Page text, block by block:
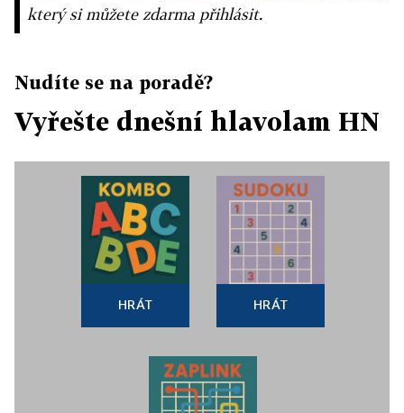
který si můžete zdarma přihlásit.
Nudíte se na poradě?
Vyřešte dnešní hlavolam HN
HRÁT HRÁT